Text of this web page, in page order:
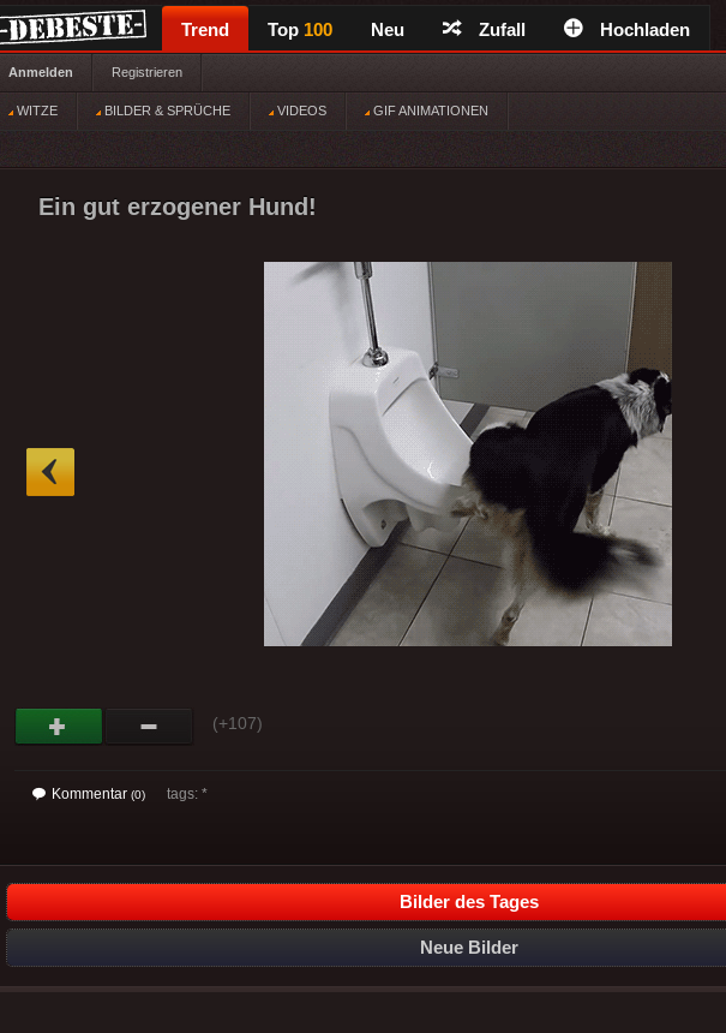
Trend Top 100 Neu Zufall Hochladen
Anmelden Registrieren
WITZE BILDER & SPRÜCHE VIDEOS GIF ANIMATIONEN
Ein gut erzogener Hund!
(+107)
Kommentar (0) tags: *
Bilder des Tages
Neue Bilder